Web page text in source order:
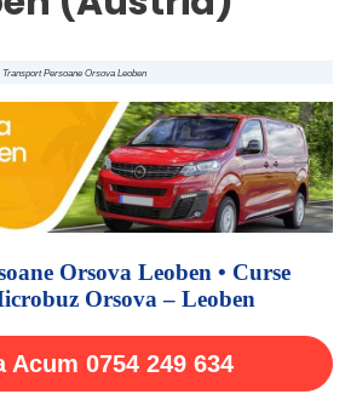
Transport Persoane Orsova Leoben
Orsova Leoben • Curse
Orsova – Leoben
Acum 0754 249 634